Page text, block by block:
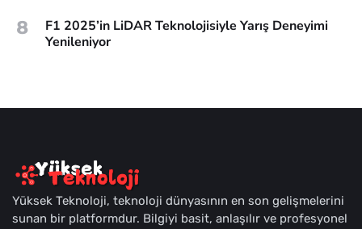
8
F1 2025’in LiDAR Teknolojisiyle Yarış Deneyimi
Yenileniyor
Yüksek Teknoloji, teknoloji dünyasının en son gelişmelerini
sunan bir platformdur. Bilgiyi basit, anlaşılır ve profesyonel